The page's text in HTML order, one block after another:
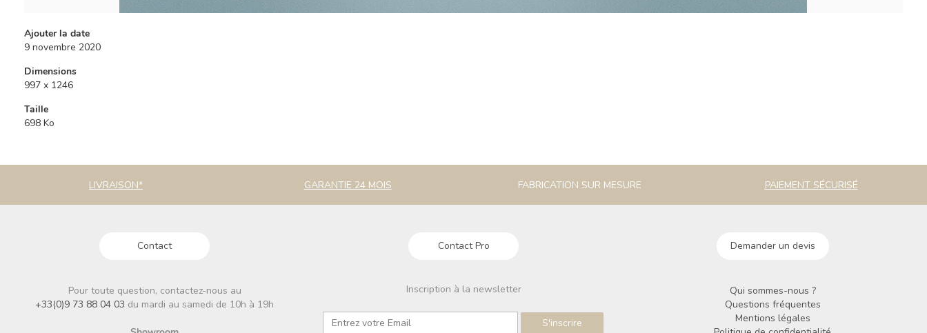
Ajouter la date
9 novembre 2020
Dimensions
997 x 1246
Taille
698 Ko
LIVRAISON* GARANTIE 24 MOIS FABRICATION SUR MESURE PAIEMENT SÉCURISÉ
Contact Contact Pro Demander un devis
Pour toute question, contactez-nous au
+33(0)9 73 88 04 03 du mardi au samedi de 10h à 19h
Inscription à la newsletter
Qui sommes-nous ?
Questions fréquentes
Mentions légales